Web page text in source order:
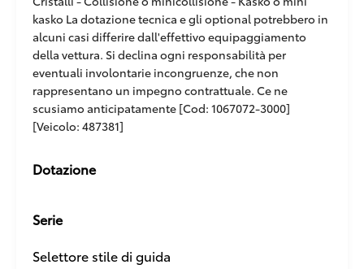
kasko La dotazione tecnica e gli optional potrebbero in
alcuni casi differire dall'effettivo equipaggiamento
della vettura. Si declina ogni responsabilità per
eventuali involontarie incongruenze, che non
rappresentano un impegno contrattuale. Ce ne
scusiamo anticipatamente [Cod: 1067072-3000]
[Veicolo: 487381]
Dotazione
Serie
Selettore stile di guida